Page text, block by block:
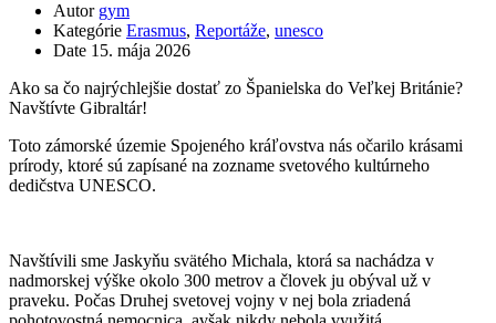
Autor gym
Kategórie Erasmus, Reportáže, unesco
Date 15. mája 2026
Ako sa čo najrýchlejšie dostať zo Španielska do Veľkej Británie?
Navštívte Gibraltár!
Toto zámorské územie Spojeného kráľovstva nás očarilo krásami
prírody, ktoré sú zapísané na zozname svetového kultúrneho
dedičstva UNESCO.
Navštívili sme Jaskyňu svätého Michala, ktorá sa nachádza v
nadmorskej výške okolo 300 metrov a človek ju obýval už v
praveku. Počas Druhej svetovej vojny v nej bola zriadená